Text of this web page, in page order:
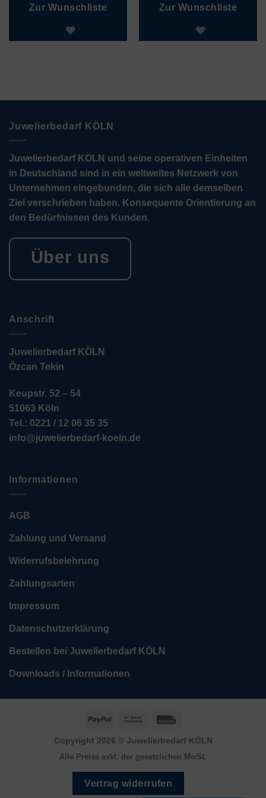
Zur Wunschliste Zur Wunschliste
Juwelierbedarf KÖLN
Juwelierbedarf KÖLN und seine operativen Einheiten
in Deutschland sind in ein weltweites Netzwerk von
Unternehmen eingebunden, die sich alle demselben
Ziel verschrieben haben. Konsequente Orientierung an
den Bedürfnissen des Kunden.
Über uns
Anschrift
Juwelierbedarf KÖLN
Özcan Tekin
Keupstr. 52 – 54
51063 Köln
Tel.: 0221 / 12 06 35 35
info@juwelierbedarf-koeln.de
Informationen
AGB
Zahlung und Versand
Widerrufsbelehrung
Zahlungsarten
Impressum
Datenschutzerklärung
Bestellen bei Juwelierbedarf KÖLN
Downloads / Informationen
PayPal
Bank
Copyright 2026 © Juwelierbedarf KÖLN
Alle Preise exkl. der gesetzlichen MwSt.
Vertrag widerrufen